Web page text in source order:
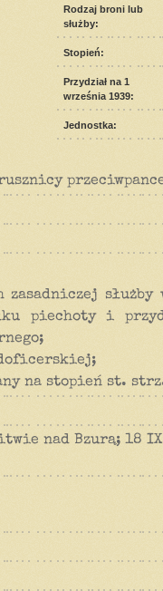
Rodzaj broni lub
służby:
Stopień:
Przydział na 1
września 1939:
Jednostka:
służby
piechoty i
na stopień st.
nad Bzurą; 18